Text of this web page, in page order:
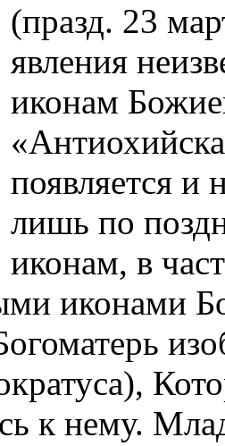
(празд. 23
явления
иконам
появляется и
лишь по
иконам, в
иконами
к нему.